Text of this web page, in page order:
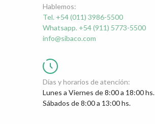
Hablemos:
Tel. +54 (011) 3986-5500
Whatsapp. +54 (911) 5773-5500
info@sibaco.com
Días y horarios de atención:
Lunes a Viernes de 8:00 a 18:00 hs.
Sábados de 8:00 a 13:00 hs.